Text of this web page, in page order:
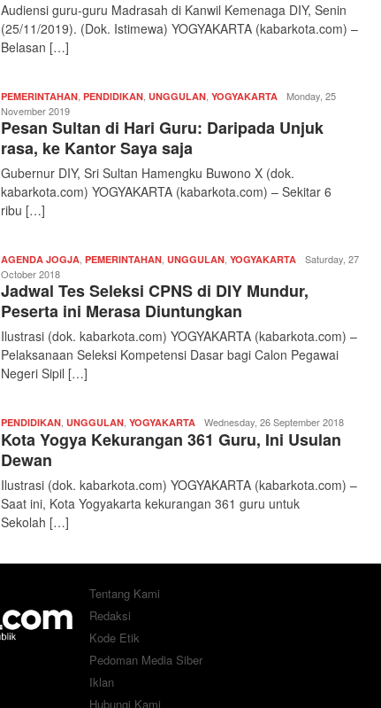
Audiensi guru-guru Madrasah di Kanwil Kemenaga DIY, Senin
(25/11/2019). (Dok. Istimewa) YOGYAKARTA (kabarkota.com) –
Belasan […]
PEMERINTAHAN PENDIDIKAN UNGGULAN YOGYAKARTA Redaksi
kabarkota
Monday, 25
November 2019
Pesan Sultan di Hari Guru: Daripada Unjuk
rasa, ke Kantor Saya saja
Gubernur DIY, Sri Sultan Hamengku Buwono X (dok.
kabarkota.com) YOGYAKARTA (kabarkota.com) – Sekitar 6
ribu […]
AGENDA JOGJA PEMERINTAHAN UNGGULAN YOGYAKARTA Redaksi
kabarkota
Saturday, 27
October 2018
Jadwal Tes Seleksi CPNS di DIY Mundur,
Peserta ini Merasa Diuntungkan
Ilustrasi (dok. kabarkota.com) YOGYAKARTA (kabarkota.com) –
Pelaksanaan Seleksi Kompetensi Dasar bagi Calon Pegawai
Negeri Sipil […]
PENDIDIKAN UNGGULAN YOGYAKARTA Redaksi
|
kabarkota
Wednesday, 26 September 2018
Kota Yogya Kekurangan 361 Guru, Ini Usulan
Dewan
Ilustrasi (dok. kabarkota.com) YOGYAKARTA (kabarkota.com) –
Saat ini, Kota Yogyakarta kekurangan 361 guru untuk
Sekolah […]
Tentang Kami
Redaksi
Kode Etik
Pedoman Media Siber
Iklan
Hubungi Kami